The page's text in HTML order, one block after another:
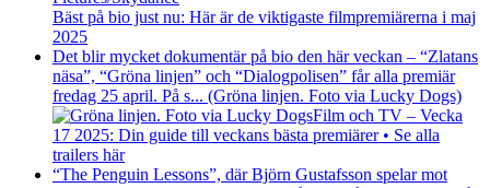
Bäst på bio just nu: Här är de viktigaste filmpremiärerna i maj
2025
Det blir mycket dokumentär på bio den här veckan – “Zlatans
näsa”, “Gröna linjen” och “Dialogpolisen” får alla premiär
fredag 25 april. På s... (Gröna linjen. Foto via Lucky Dogs)
Film och TV – Vecka
17 2025: Din guide till veckans bästa premiärer • Se alla
trailers här
“The Penguin Lessons”, där Björn Gustafsson spelar mot